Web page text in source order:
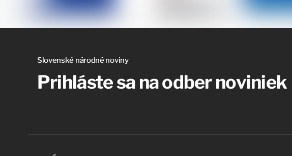
Slovenské národné noviny
Prihláste sa na odber noviniek